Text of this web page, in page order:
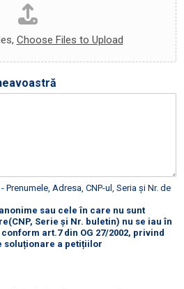
Choose Files to Upload
Adresa, CNP-ul, Seria și Nr. de
sau cele în care nu sunt
Serie și Nr. buletin) nu se iau în
art.7 din OG 27/2002, privind
soluționare a petițiilor